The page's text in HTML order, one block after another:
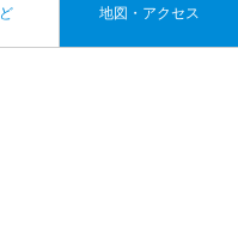
地図・アクセス